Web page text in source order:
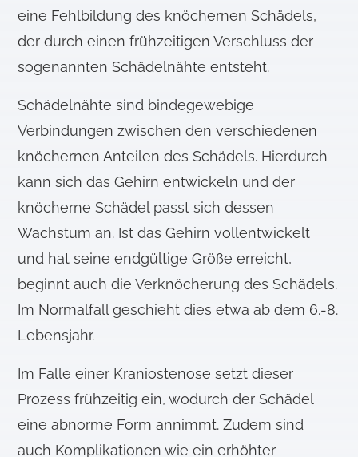
eine Fehlbildung des knöchernen Schädels,
der durch einen frühzeitigen Verschluss der
sogenannten Schädelnähte entsteht.
Schädelnähte sind bindegewebige
Verbindungen zwischen den verschiedenen
knöchernen Anteilen des Schädels. Hierdurch
kann sich das Gehirn entwickeln und der
knöcherne Schädel passt sich dessen
Wachstum an. Ist das Gehirn vollentwickelt
und hat seine endgültige Größe erreicht,
beginnt auch die Verknöcherung des Schädels.
Im Normalfall geschieht dies etwa ab dem 6.-8.
Lebensjahr.
Im Falle einer Kraniostenose setzt dieser
Prozess frühzeitig ein, wodurch der Schädel
eine abnorme Form annimmt. Zudem sind
auch Komplikationen wie ein erhöhter